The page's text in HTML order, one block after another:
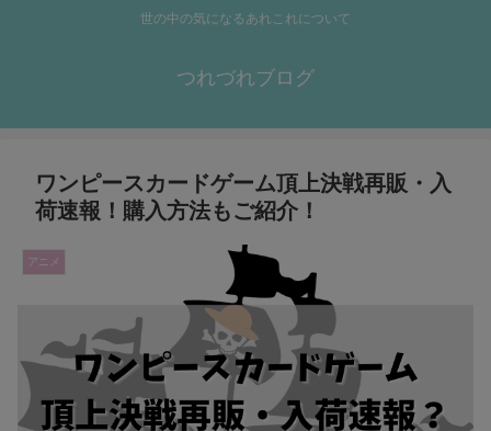
世の中の気になるあれこれについて
つれづれブログ
ワンピースカードゲーム頂上決戦再販・入
荷速報！購入方法もご紹介！
アニメ